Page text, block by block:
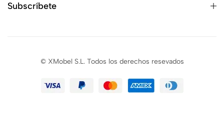
Subscríbete
© XMobel S.L. Todos los derechos resevados